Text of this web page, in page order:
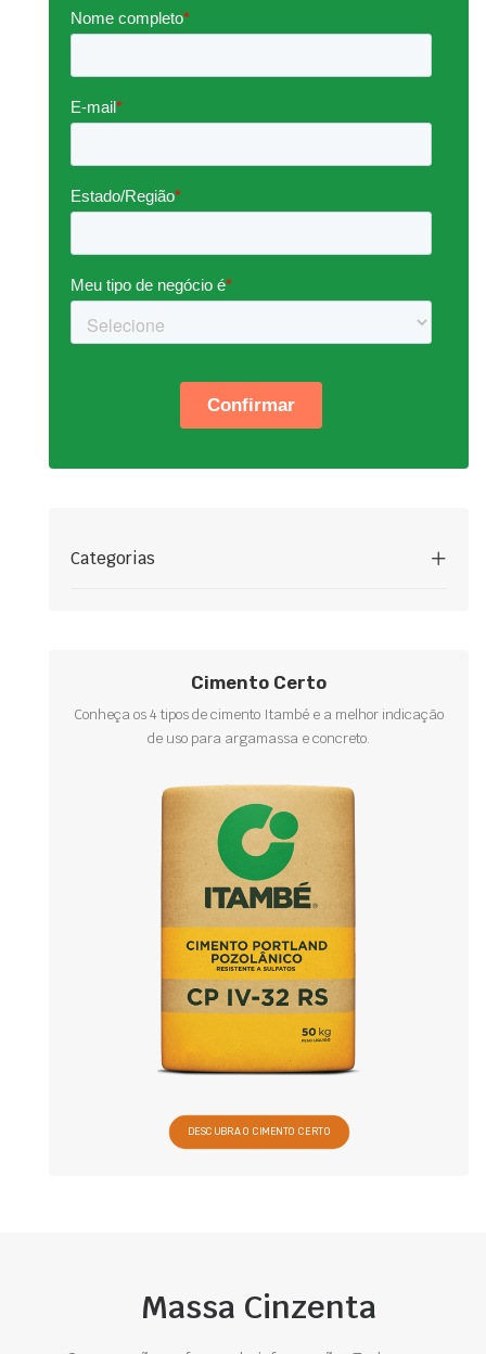
Categorias
Cimento Certo
Conheça os 4 tipos de cimento Itambé e a melhor indicação
de uso para argamassa e concreto.
DESCUBRA O CIMENTO CERTO
Massa Cinzenta